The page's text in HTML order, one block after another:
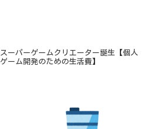
スーパーゲームクリエーター誕生【個人
ゲーム開発のための生活費】